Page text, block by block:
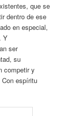
que se
dentro de ese
en especial,
Y
ser
su
competir y
Con espíritu